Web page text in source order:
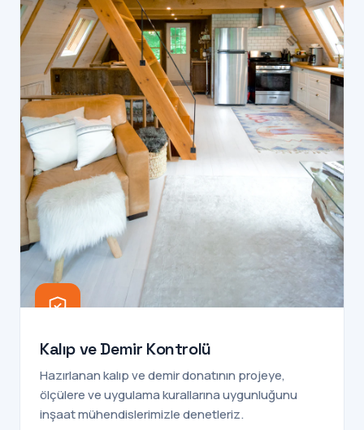
Kalıp ve Demir Kontrolü
Hazırlanan kalıp ve demir donatının projeye,
ölçülere ve uygulama kurallarına uygunluğunu
inşaat mühendislerimizle denetleriz.